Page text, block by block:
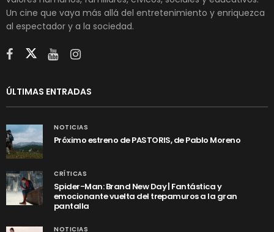
Un cine que vaya más allá del entretenimiento y enriquezca
al espectador y a la sociedad.
ÚLTIMAS ENTRADAS
NOTICIAS
Próximo estreno de PASTORIS, de Pablo Moreno
CRÍTICAS
Spider-Man: Brand New Day | Fantástica y
emocionante vuelta del trepamuros a la gran
pantalla
NOTICIAS